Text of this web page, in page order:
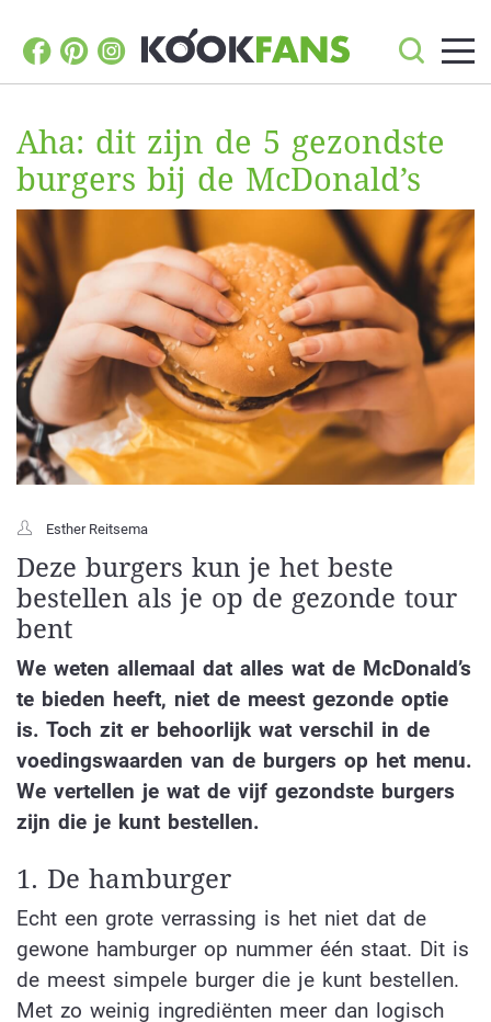
Aha: dit zijn de 5 gezondste
burgers bij de McDonald’s
Esther Reitsema
Deze burgers kun je het beste
bestellen als je op de gezonde tour
bent
We weten allemaal dat alles wat de McDonald’s
te bieden heeft, niet de meest gezonde optie
is. Toch zit er behoorlijk wat verschil in de
voedingswaarden van de burgers op het menu.
We vertellen je wat de vijf gezondste burgers
zijn die je kunt bestellen.
1. De hamburger
Echt een grote verrassing is het niet dat de
gewone hamburger op nummer één staat. Dit is
de meest simpele burger die je kunt bestellen.
Met zo weinig ingrediënten meer dan logisch